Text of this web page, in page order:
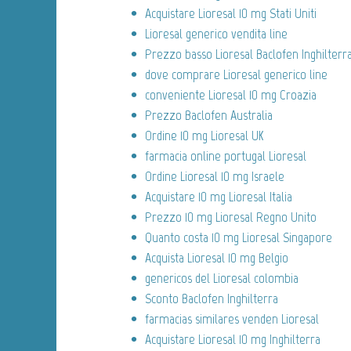
Acquistare Lioresal 10 mg Stati Uniti
Lioresal generico vendita line
Prezzo basso Lioresal Baclofen
dove comprare Lioresal generico line
conveniente Lioresal 10 mg Croazia
Prezzo Baclofen Australia
Ordine 10 mg Lioresal UK
farmacia online portugal Lioresal
Ordine Lioresal 10 mg Israele
Acquistare 10 mg Lioresal Italia
Prezzo 10 mg Lioresal Regno Unito
Quanto costa 10 mg Lioresal Singapore
Acquista Lioresal 10 mg Belgio
genericos del Lioresal colombia
Sconto Baclofen Inghilterra
farmacias similares venden Lioresal
Acquistare Lioresal 10 mg Inghilterra